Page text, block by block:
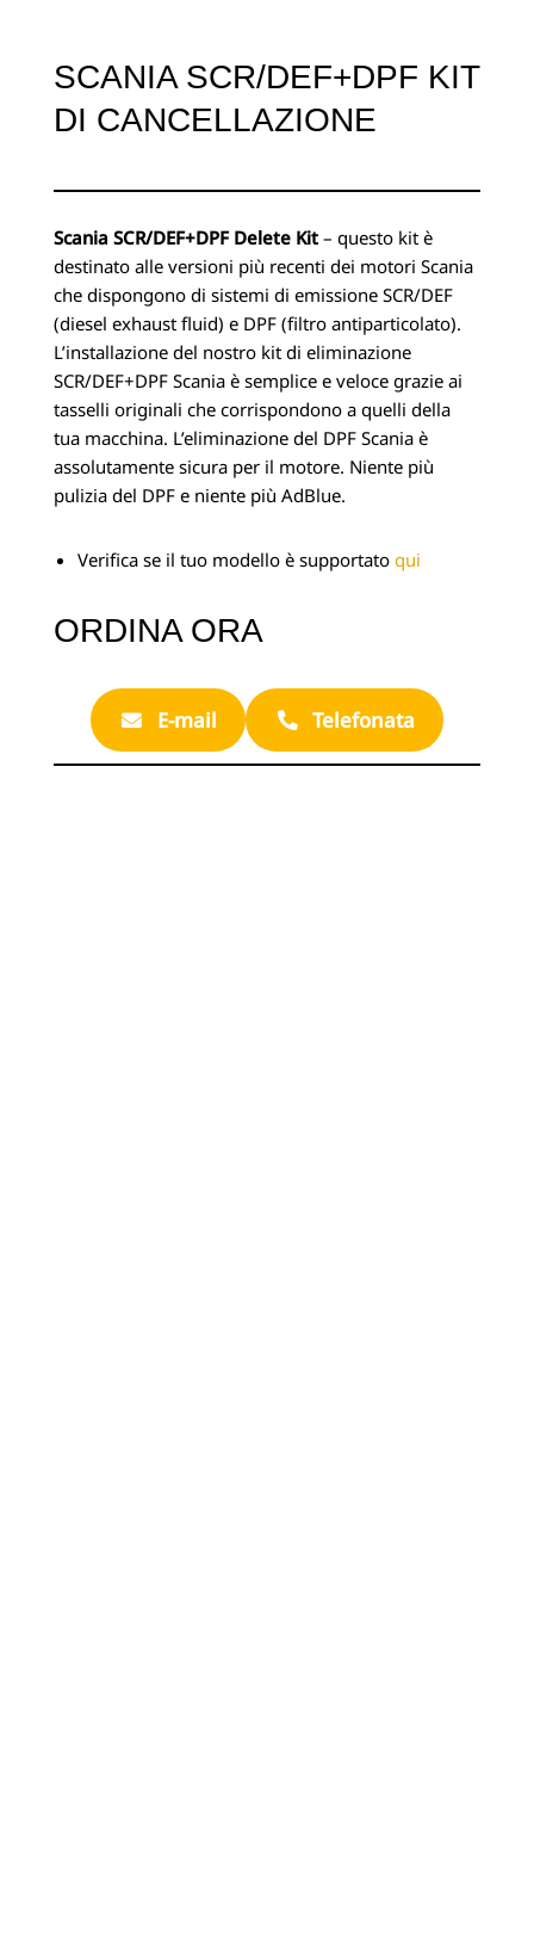
SCANIA SCR/DEF+DPF KIT
DI CANCELLAZIONE
Scania SCR/DEF+DPF Delete Kit– questo kit è
destinato alle versioni più recenti dei motori Scania
che dispongono di sistemi di emissione SCR/DEF
(diesel exhaust fluid) e DPF (filtro antiparticolato).
L’installazione del nostro kit di eliminazione
SCR/DEF+DPF Scania è semplice e veloce grazie ai
tasselli originali che corrispondono a quelli della
tua macchina. L’eliminazione del DPF Scania è
assolutamente sicura per il motore. Niente più
pulizia del DPF e niente più AdBlue.
Verifica se il tuo modello è supportato qui
ORDINA ORA
E-mail Telefonata